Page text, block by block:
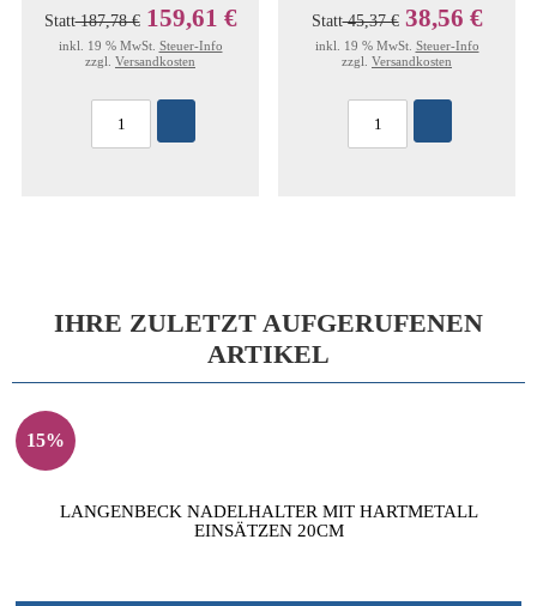
Statt187,78 € 159,61 €
inkl. 19 % MwSt. Steuer-Info
zzgl. Versandkosten
Statt45,37 € 38,56 €
inkl. 19 % MwSt. Steuer-Info
zzgl. Versandkosten
IHRE ZULETZT AUFGERUFENEN
ARTIKEL
15%
LANGENBECK NADELHALTER MIT HARTMETALL
EINSÄTZEN 20CM